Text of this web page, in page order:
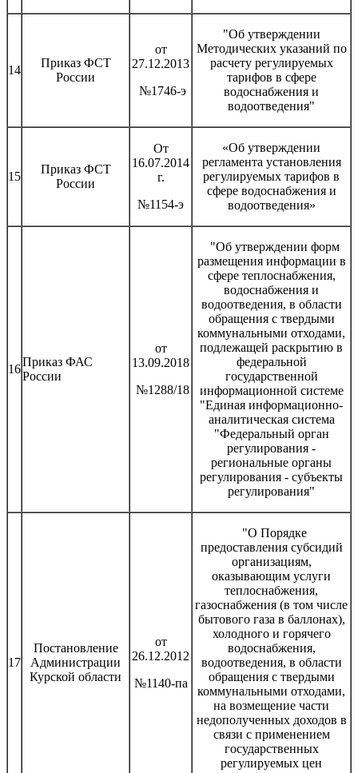
14
Приказ ФСТ
России
от
27.12.2013
№1746-э
"Об утверждении
Методических указаний по
расчету регулируемых
тарифов в сфере
водоснабжения и
водоотведения"
15
Приказ ФСТ
России
От
16.07.2014
г.
№1154-э
«Об утверждении
регламента установления
регулируемых тарифов в
сфере водоснабжения и
водоотведения»
16
Приказ ФАС
России
от
13.09.2018
№1288/18
"Об утверждении форм
размещения информации в
сфере теплоснабжения,
водоснабжения и
водоотведения, в области
обращения с твердыми
коммунальными отходами,
подлежащей раскрытию в
федеральной
государственной
информационной системе
"Единая информационно-
аналитическая система
"Федеральный орган
регулирования -
региональные органы
регулирования - субъекты
регулирования"
17
Постановление
Администрации
Курской области
от
26.12.2012
№1140-па
"О Порядке
предоставления субсидий
организациям,
оказывающим услуги
теплоснабжения,
газоснабжения (в том числе
бытового газа в баллонах),
холодного и горячего
водоснабжения,
водоотведения, в области
обращения с твердыми
коммунальными отходами,
на возмещение части
недополученных доходов в
связи с применением
государственных
регулируемых цен